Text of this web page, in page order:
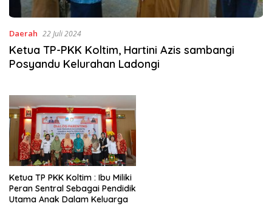
Daerah 22 Juli 2024
Ketua TP-PKK Koltim, Hartini Azis sambangi
Posyandu Kelurahan Ladongi
Ketua TP PKK Koltim : Ibu Miliki
Peran Sentral Sebagai Pendidik
Utama Anak Dalam Keluarga